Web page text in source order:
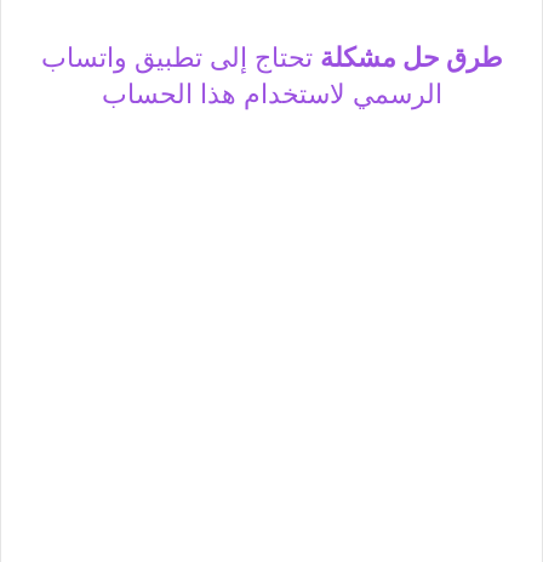
طرق حل مشكلة تحتاج إلى تطبيق واتساب
الرسمي لاستخدام هذا الحساب